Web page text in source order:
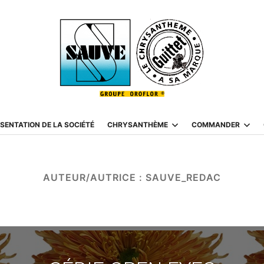
DE LA SOCIÉTÉ CHRYSANTHÈME COMMANDER
AUTEUR/AUTRICE : SAUVE_REDAC